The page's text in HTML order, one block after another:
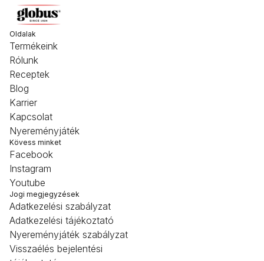
Oldalak
Termékeink
Rólunk
Receptek
Blog
Karrier
Kapcsolat
Nyereményjáték
Kövess minket
Facebook
Instagram
Youtube
Jogi megjegyzések
Adatkezelési szabályzat
Adatkezelési tájékoztató
Nyereményjáték szabályzat
Visszaélés bejelentési